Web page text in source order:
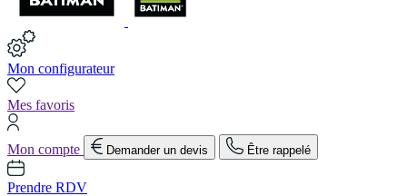
Mon configurateur
Mes favoris
Mon compte Demander un devis Être rappelé
Prendre RDV